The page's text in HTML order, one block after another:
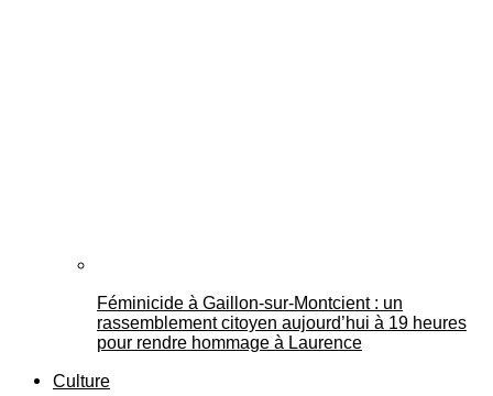
Féminicide à Gaillon‑sur‑Montcient : un
rassemblement citoyen aujourd’hui à 19 heures
pour rendre hommage à Laurence
Culture